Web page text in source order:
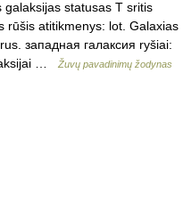
statusas T sritis
rūšis atitikmenys: lot. Galaxias
западная галаксия ryšiai:
…
Žuvų pavadinimų žodynas